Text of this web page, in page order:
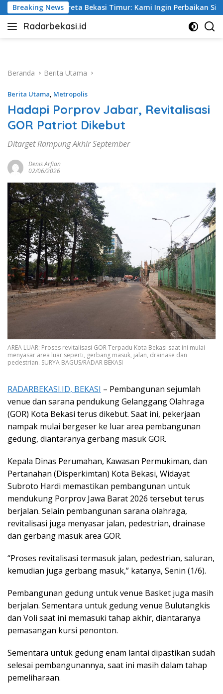
Langsung
ke
konten
Breaking News
Kami Ingin Perbaikan Sistem Keselamatan Lebih Dulu
Radarbekasi.id
Berita
Beranda
Berita Utama
Berita Utama, Metropolis
Hadapi Porprov Jabar, Revitalisasi
GOR Patriot Dikebut
Ditarget Rampung Akhir September
Denis Arfian
02/06/2026
AREA LUAR: Proses revitalisasi GOR Terpadu Kota Bekasi saat ini mulai
menyasar area luar seperti, gerbang masuk, jalan, drainase dan
pedestrian. SURYA BAGUS/RADAR BEKASI
RADARBEKASI.ID, BEKASI – Pembangunan sejumlah
venue dan sarana pendukung Gelanggang Olahraga
(GOR) Kota Bekasi terus dikebut. Saat ini, pekerjaan
nampak mulai bergeser ke luar area pembangunan
gedung, diantaranya gerbang masuk GOR.
Kepala Dinas Perumahan, Kawasan Permukiman, dan
Pertanahan (Disperkimtan) Kota Bekasi, Widayat
Subroto Hardi memastikan pembangunan untuk
mendukung Porprov Jawa Barat 2026 tersebut terus
berjalan. Selain pembangunan sarana olahraga,
revitalisasi juga menyasar jalan, pedestrian, drainase
dan gerbang masuk area GOR.
“Proses revitalisasi termasuk jalan, pedestrian, saluran,
kemudian juga gerbang masuk,” katanya, Senin (1/6).
Pembangunan gedung untuk venue Basket juga masih
berjalan. Sementara untuk gedung venue Bulutangkis
dan Voli saat ini memasuki tahap akhir, diantaranya
pemasangan kursi penonton.
Sementara untuk gedung enam lantai dipastikan sudah
selesai pembangunannya, saat ini masih dalam tahap
pemeliharaan.